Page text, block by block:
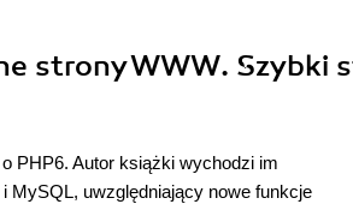
strony WWW. Szybki
PHP6. Autor książki wychodzi im
MySQL, uwzględniający nowe funkcje